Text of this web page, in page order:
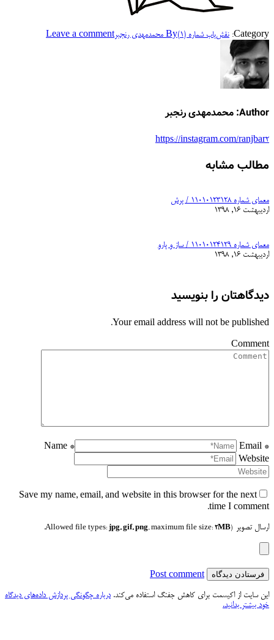
Category: نقش‌یاب شماره (۱) By محمدمهدی رنجبرLeave a comment
Author: محمدمهدی رنجبر
https://instagram.com/ranjbar2
مطالب مشابه
معمای شماره ۱۱۰۱۰۱۲۳۱۲۸ / پرش
اردیبهشت 16, 1398
معمای شماره ۱۱۰۱۰۱۲۴۱۲۹ / ساز و پارو
اردیبهشت 16, 1398
دیدگاهتان را بنویسید
Your email address will not be published.
Comment
Name *
Email *
Website
Save my name, email, and website in this browser for the next
time I comment.
ارسال تصویر (Allowed file types:
jpg, gif, png, maximum file size: 2MB.
Post comment
این سایت از اکیسمت برای کاهش جفنگ استفاده می‌کند. درباره چگونگی پردازش داده‌های دیدگاه
خود بیشتر بدانید.